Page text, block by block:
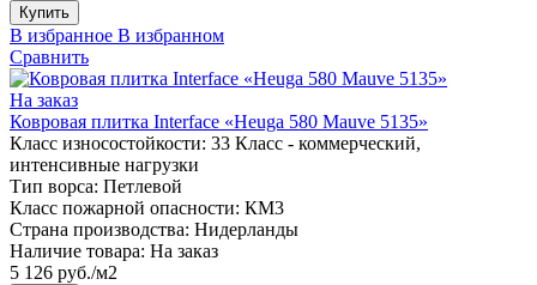
Купить
В избранное В избранном
Сравнить
На заказ
Ковровая плитка Interface «Heuga 580 Mauve 5135»
Класс износостойкости: 33 Класс - коммерческий,
интенсивные нагрузки
Тип ворса: Петлевой
Класс пожарной опасности: КМ3
Страна производства: Нидерланды
Наличие товара: На заказ
5 126 руб./м2